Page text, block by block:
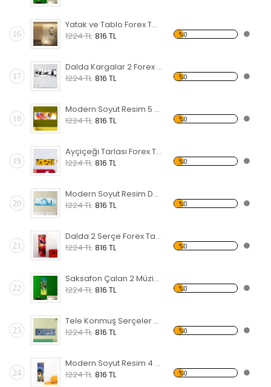
16
Yatak ve Tablo Forex Tablo
1224 TL 816 TL %0
17
Dalda Kargalar 2 Forex Tablo
1224 TL 816 TL %0
18
Modern Soyut Resim 5 Forex Tablo
1224 TL 816 TL %0
19
Ayçiçeği Tarlası Forex Tablo
1224 TL 816 TL %0
20
Modern Soyut Resim Deniz Feneri Forex Tablo
1224 TL 816 TL %0
21
Dalda 2 Serçe Forex Tablo
1224 TL 816 TL %0
22
Saksafon Çalan 2 Müzisyen Forex Tablo
1224 TL 816 TL %0
23
Tele Konmuş Serçeler Forex Tablo
1224 TL 816 TL %0
24
Modern Soyut Resim 4 Forex Tablo
1224 TL 816 TL %0